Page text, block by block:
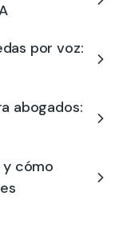
por voz:
abogados:
y cómo